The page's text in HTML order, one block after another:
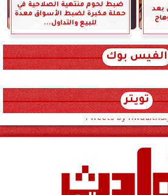
بعد
ضبط لحوم منتهية الصلاحية في
حملة مكبرة لضبط الأسواق معدة
للبيع والتداول...
الفيس بوك
تويتر
Tweets by